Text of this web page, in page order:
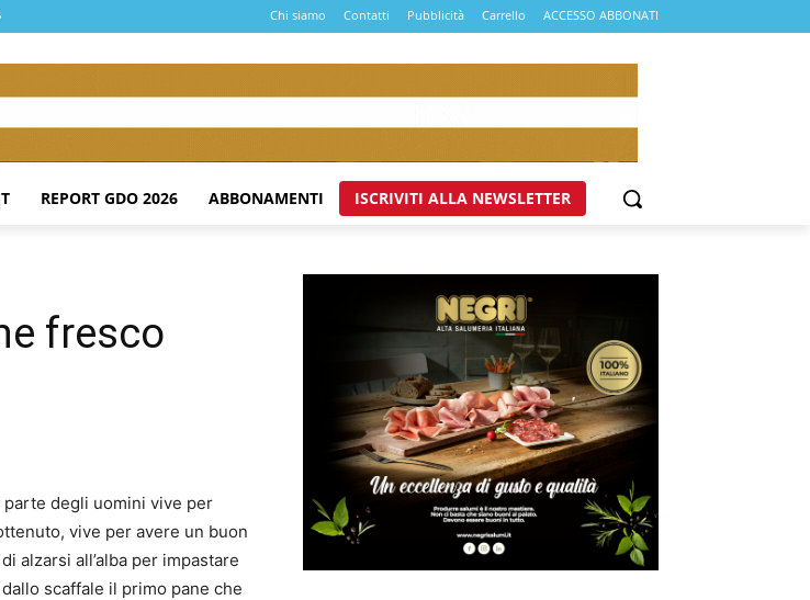
Chi siamo Contatti Pubblicità Carrello ACCESSO ABBONATI
REPORT GDO 2026 ABBONAMENTI ISCRIVITI ALLA NEWSLETTER
fresco
parte degli uomini vive per
vive per avere un buon
alzarsi all’alba per impastare
scaffale il primo pane che